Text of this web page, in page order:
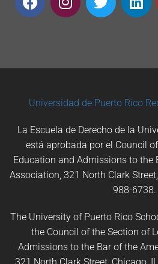
Universidad de Puerto Rico
La Escuela de Derecho de la
está aprobada por el Council
Education and Admissions to the
Association, 321 North Clark
988-6738.
The University of Puerto Rico
the Council of the Section of
Admissions to the Bar of the
321 North Clark Street, Chicago,